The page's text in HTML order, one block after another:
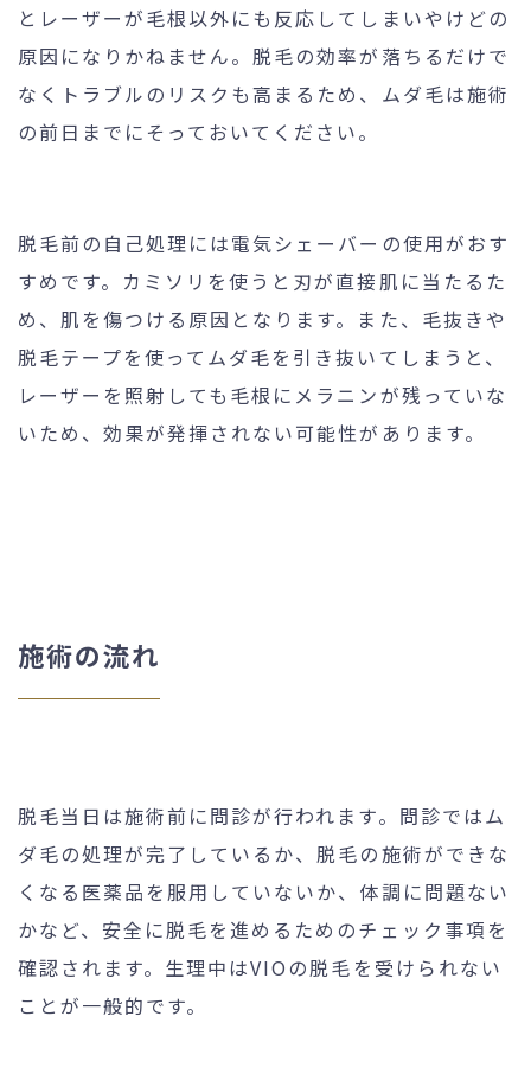
とレーザーが毛根以外にも反応してしまいやけどの
原因になりかねません。脱毛の効率が落ちるだけで
なくトラブルのリスクも高まるため、ムダ毛は施術
の前日までにそっておいてください。
脱毛前の自己処理には電気シェーバーの使用がおす
すめです。カミソリを使うと刃が直接肌に当たるた
め、肌を傷つける原因となります。また、毛抜きや
脱毛テープを使ってムダ毛を引き抜いてしまうと、
レーザーを照射しても毛根にメラニンが残っていな
いため、効果が発揮されない可能性があります。
施術の流れ
脱毛当日は施術前に問診が行われます。問診ではム
ダ毛の処理が完了しているか、脱毛の施術ができな
くなる医薬品を服用していないか、体調に問題ない
かなど、安全に脱毛を進めるためのチェック事項を
確認されます。生理中はVIOの脱毛を受けられない
ことが一般的です。